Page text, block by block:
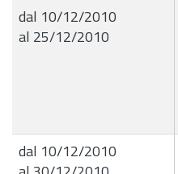
dal 10/12/2010
al 25/12/2010
dal 10/12/2010